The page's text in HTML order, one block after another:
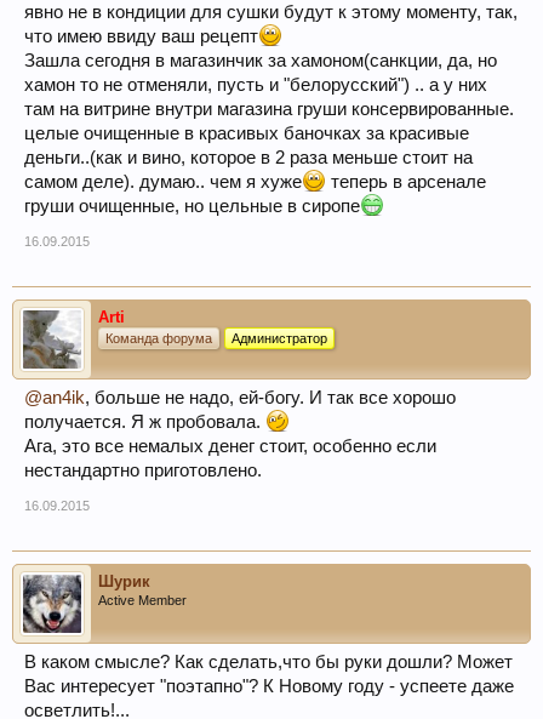
явно не в кондиции для сушки будут к этому моменту, так,
что имею ввиду ваш рецепт
Зашла сегодня в магазинчик за хамоном(санкции, да, но
хамон то не отменяли, пусть и "белорусский") .. а у них
там на витрине внутри магазина груши консервированные.
целые очищенные в красивых баночках за красивые
деньги..(как и вино, которое в 2 раза меньше стоит на
самом деле). думаю.. чем я хуже
теперь в арсенале
груши очищенные, но цельные в сиропе
16.09.2015
Arti
Команда форума Администратор
@an4ik, больше не надо, ей-богу. И так все хорошо
получается. Я ж пробовала.
Ага, это все немалых денег стоит, особенно если
нестандартно приготовлено.
16.09.2015
Шурик
Active Member
В каком смысле? Как сделать,что бы руки дошли? Может
Вас интересует "поэтапно"? К Новому году - успеете даже
осветлить!...